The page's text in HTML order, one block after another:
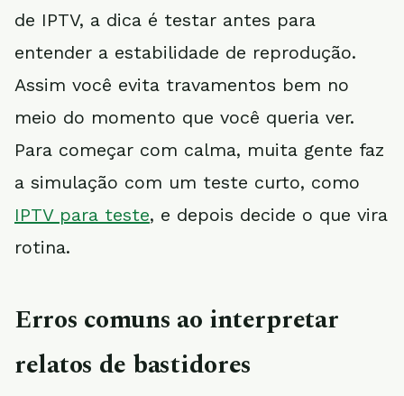
de IPTV, a dica é testar antes para
entender a estabilidade de reprodução.
Assim você evita travamentos bem no
meio do momento que você queria ver.
Para começar com calma, muita gente faz
a simulação com um teste curto, como
IPTV para teste, e depois decide o que vira
rotina.
Erros comuns ao interpretar
relatos de bastidores